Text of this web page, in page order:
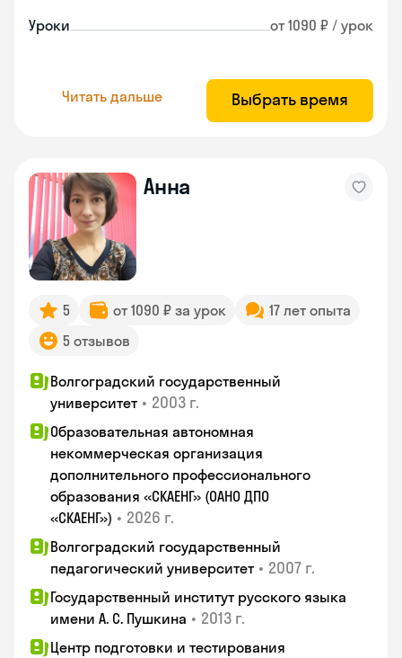
Уроки от 1090 ₽ / урок
Читать дальше Выбрать время
Анна
5 от 1090 ₽ за урок
17 лет опыта
5 отзывов
Волгоградский государственный
университет • 2003 г.
Образовательная автономная
некоммерческая организация
дополнительного профессионального
образования «СКАЕНГ» (ОАНО ДПО
«СКАЕНГ») • 2026 г.
Волгоградский государственный
педагогический университет • 2007 г.
Государственный институт русского языка
имени А. С. Пушкина • 2013 г.
Центр подготовки и тестирования